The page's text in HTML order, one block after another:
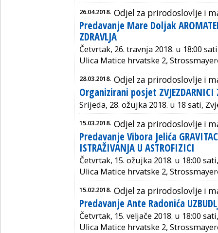
26.04.2018. Odjel za prirodoslovlje i
Predavanje Mare Doljak
ZDRAVLJA
Četvrtak, 26. travnja 2018. u 18:00
Ulica Matice hrvatske 2,
28.03.2018. Odjel za prirodoslovlje i
Organizirani posjet ZVJEZDARNICI
Srijeda, 28. ožujka 2018. u 18 sati,
15.03.2018. Odjel za prirodoslovlje i
Predavanje Vibora Jelića
ISTRAŽIVANJA U ASTROFIZICI
Četvrtak, 15. ožujka 2018. u 18:00
Ulica Matice hrvatske 2,
15.02.2018. Odjel za prirodoslovlje i
Predavanje Ante Radonića
Četvrtak, 15. veljače 2018. u 18:00
Ulica Matice hrvatske 2,